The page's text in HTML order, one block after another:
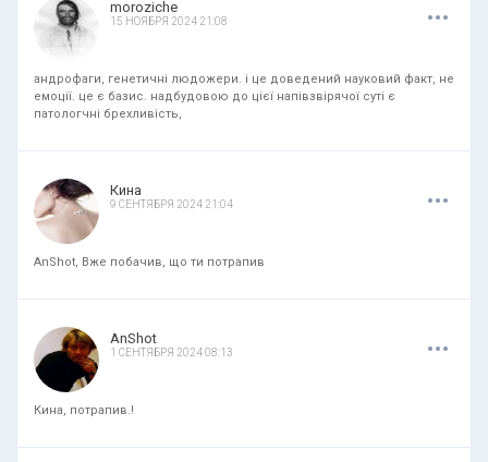
moroziche
15 НОЯБРЯ 2024 21:08
андрофаги, генетичні людожери. і це доведений науковий факт, не
емоції. це є базис. надбудовою до цієї напівзвірячої суті є
патологчні брехливість,
Кина
9 СЕНТЯБРЯ 2024 21:04 ...
AnShot, Вже побачив, що ти потрапив
AnShot
1 СЕНТЯБРЯ 2024 08:13 ...
Кина, потрапив.!